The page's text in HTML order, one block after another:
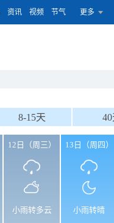
资讯 视频 节气 更多
8-15天
12日（周三）
小雨转多云
13日（周四）
小雨转晴